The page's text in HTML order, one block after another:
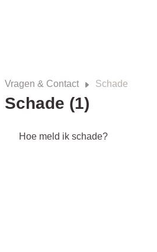
Vragen & Contact Schade
Schade (1)
Hoe meld ik schade?